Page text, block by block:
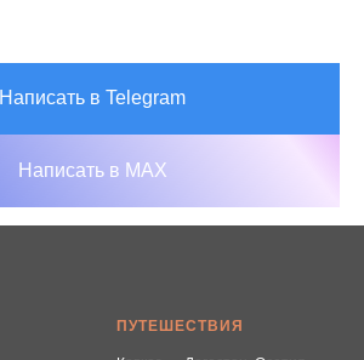
Написать в Telegram
Написать в MAX
ПУТЕШЕСТВИЯ